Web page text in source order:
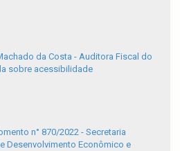
da Costa - Auditora Fiscal do
sobre acessibilidade
n° 870/2022 - Secretaria
Desenvolvimento Econômico e